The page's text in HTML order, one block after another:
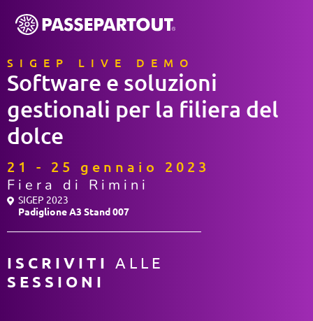
SIGEP LIVE DEMO
Software e soluzioni
gestionali per la filiera del
dolce
21 - 25 gennaio 2023
Fiera di Rimini
SIGEP 2023
Padiglione A3 Stand 007
ISCRIVITI ALLE
SESSIONI